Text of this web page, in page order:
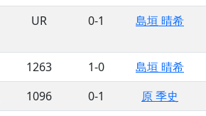
UR 0-1 島垣 晴希
1263 1-0
島垣 晴希
1096 0-1
原 季史